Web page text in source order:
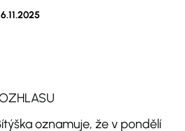
oznamuje, že v pondělí